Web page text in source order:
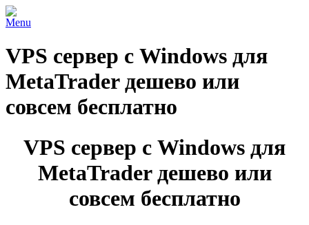
Menu
VPS сервер с Windows для
MetaTrader дешево или
совсем бесплатно
VPS сервер с Windows для
MetaTrader дешево или
совсем бесплатно